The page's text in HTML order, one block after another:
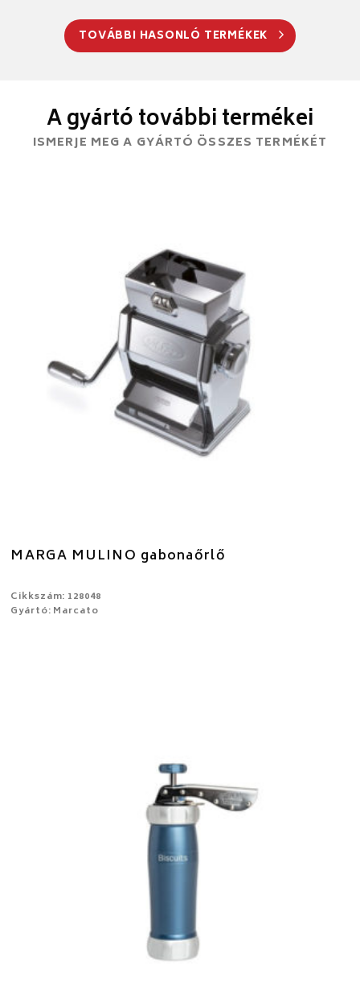
TOVÁBBI HASONLÓ TERMÉKEK
A gyártó további termékei
ISMERJE MEG A GYÁRTÓ ÖSSZES TERMÉKÉT
MARGA MULINO gabonaőrlő
Cikkszám: 128048
Gyártó: Marcato